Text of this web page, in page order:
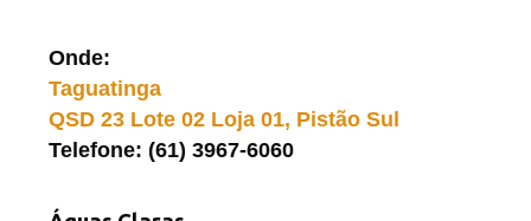
Onde:
Taguatinga
QSD 23 Lote 02 Loja 01, Pistão Sul
Telefone: (61) 3967-6060